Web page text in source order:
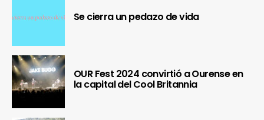
Se cierra un pedazo de vida
OUR Fest 2024 convirtió a Ourense en
la capital del Cool Britannia